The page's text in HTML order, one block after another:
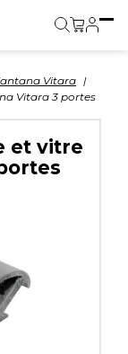
Vitara
Vitara 3 portes
et vitre